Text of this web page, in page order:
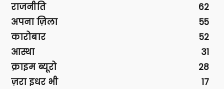
राजनीति
62
अपना ज़िला
55
कारोबार
52
आस्था
31
क्राइम ब्यूरो
28
ज़रा इधर भी
17